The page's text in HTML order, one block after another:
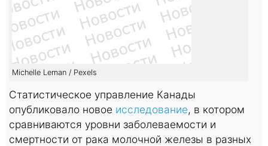
Michelle Leman / Pexels
Статистическое управление Канады
опубликовало новое исследование, в котором
сравниваются уровни заболеваемости и
смертности от рака молочной железы в разных